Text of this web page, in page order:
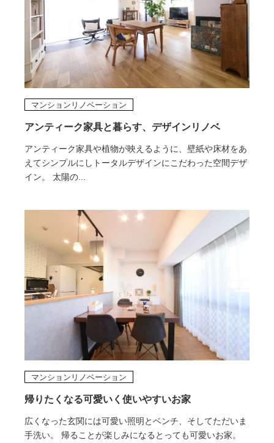
アンティーク家具と暮らす、デザインリノベ
アンティーク家具や植物が映えるように、壁紙や床材をあ
えてシンプルにしトータルデザインにこだわった空間デザ
イン。 太陽の...
マンションリノベーション
帰りたくなる可愛いく使いやすいお家
広くなった玄関には可愛い照明とベンチ、そしてただいま
手洗い。 帰ることが楽しみになるとっても可愛いお家。
マンションリノベーション